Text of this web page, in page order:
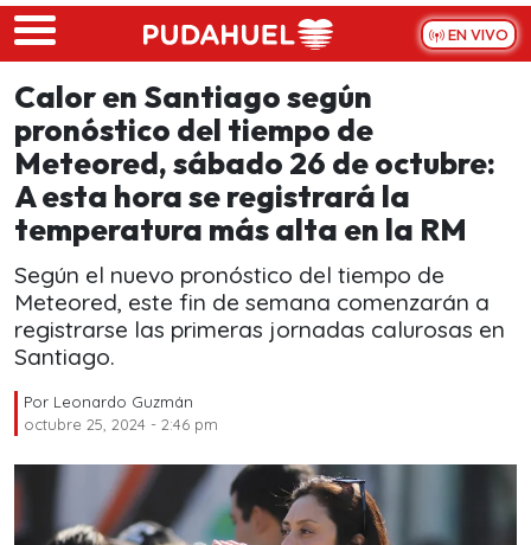
Skip to main content
EN VIVO
Calor en Santiago según
pronóstico del tiempo de
Meteored, sábado 26 de octubre:
A esta hora se registrará la
temperatura más alta en la RM
Según el nuevo pronóstico del tiempo de
Meteored, este fin de semana comenzarán a
registrarse las primeras jornadas calurosas en
Santiago.
Por Leonardo Guzmán
octubre 25, 2024 - 2:46 pm